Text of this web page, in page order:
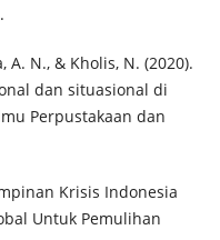
N., & Kholis, N. (2020).
dan situasional di
Perpustakaan dan
Krisis Indonesia
Untuk Pemulihan